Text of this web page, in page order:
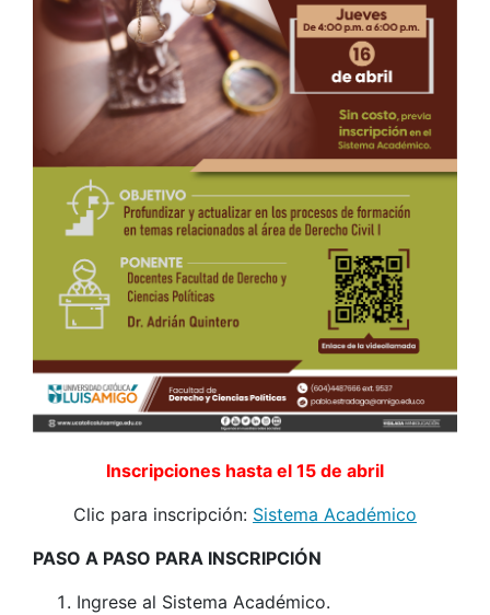
Inscripciones hasta el 15 de abril
Clic para inscripción: Sistema Académico
PASO A PASO PARA INSCRIPCIÓN
Ingrese al Sistema Académico.